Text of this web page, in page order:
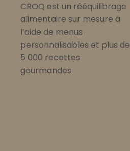
CROQ est un rééquilibrage
alimentaire sur mesure à
l’aide de menus
personnalisables et plus de
5 000 recettes
gourmandes